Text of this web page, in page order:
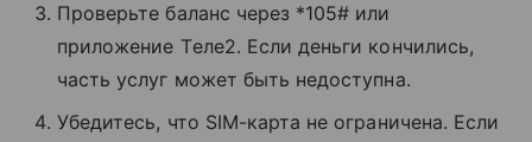
Проверьте баланс через *105# или
приложение Tеле2. Если деньги кончились,
часть услуг может быть недоступна.
Убедитесь, что SIM-карта не ограничена. Если